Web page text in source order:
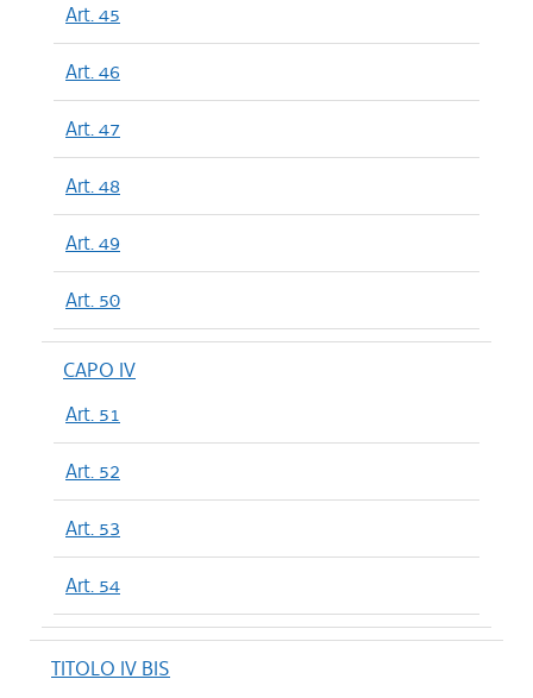
Art. 45
Art. 46
Art. 47
Art. 48
Art. 49
Art. 50
CAPO IV
Art. 51
Art. 52
Art. 53
Art. 54
TITOLO IV BIS